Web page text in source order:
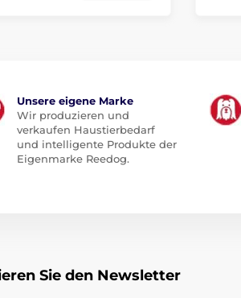
Unsere eigene Marke
Wir produzieren und
verkaufen Haustierbedarf
und intelligente Produkte der
Eigenmarke Reedog.
Sie den Newsletter